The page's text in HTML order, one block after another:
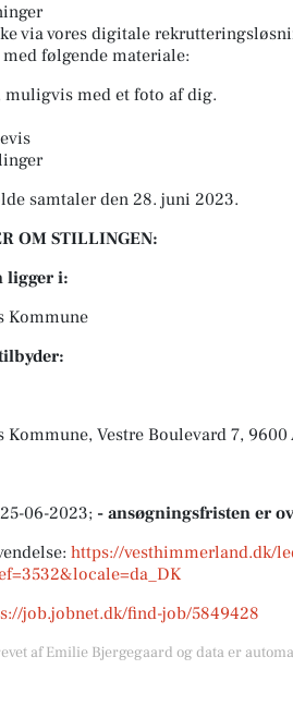
via vores digitale
følgende materiale:
muligvis med et foto af dig.
samtaler den 28. juni 2023.
OM STILLINGEN:
ligger i:
Kommune
Vestre Boulevard 7, 9600
06-2023; - ansøgningsfristen er
https://vesthimmerland.dk/
job.jobnet.dk/find-job/5849428
af Emilie Bjergegaard og data er